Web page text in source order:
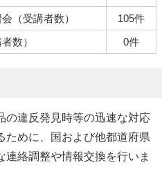
（受講者数）
105件
数）
0件
の違反発見時等の迅速な対応
ために、国および他都道府県
絡調整や情報交換を行いま